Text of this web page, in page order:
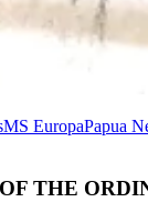
MS EuropaPapua
THE